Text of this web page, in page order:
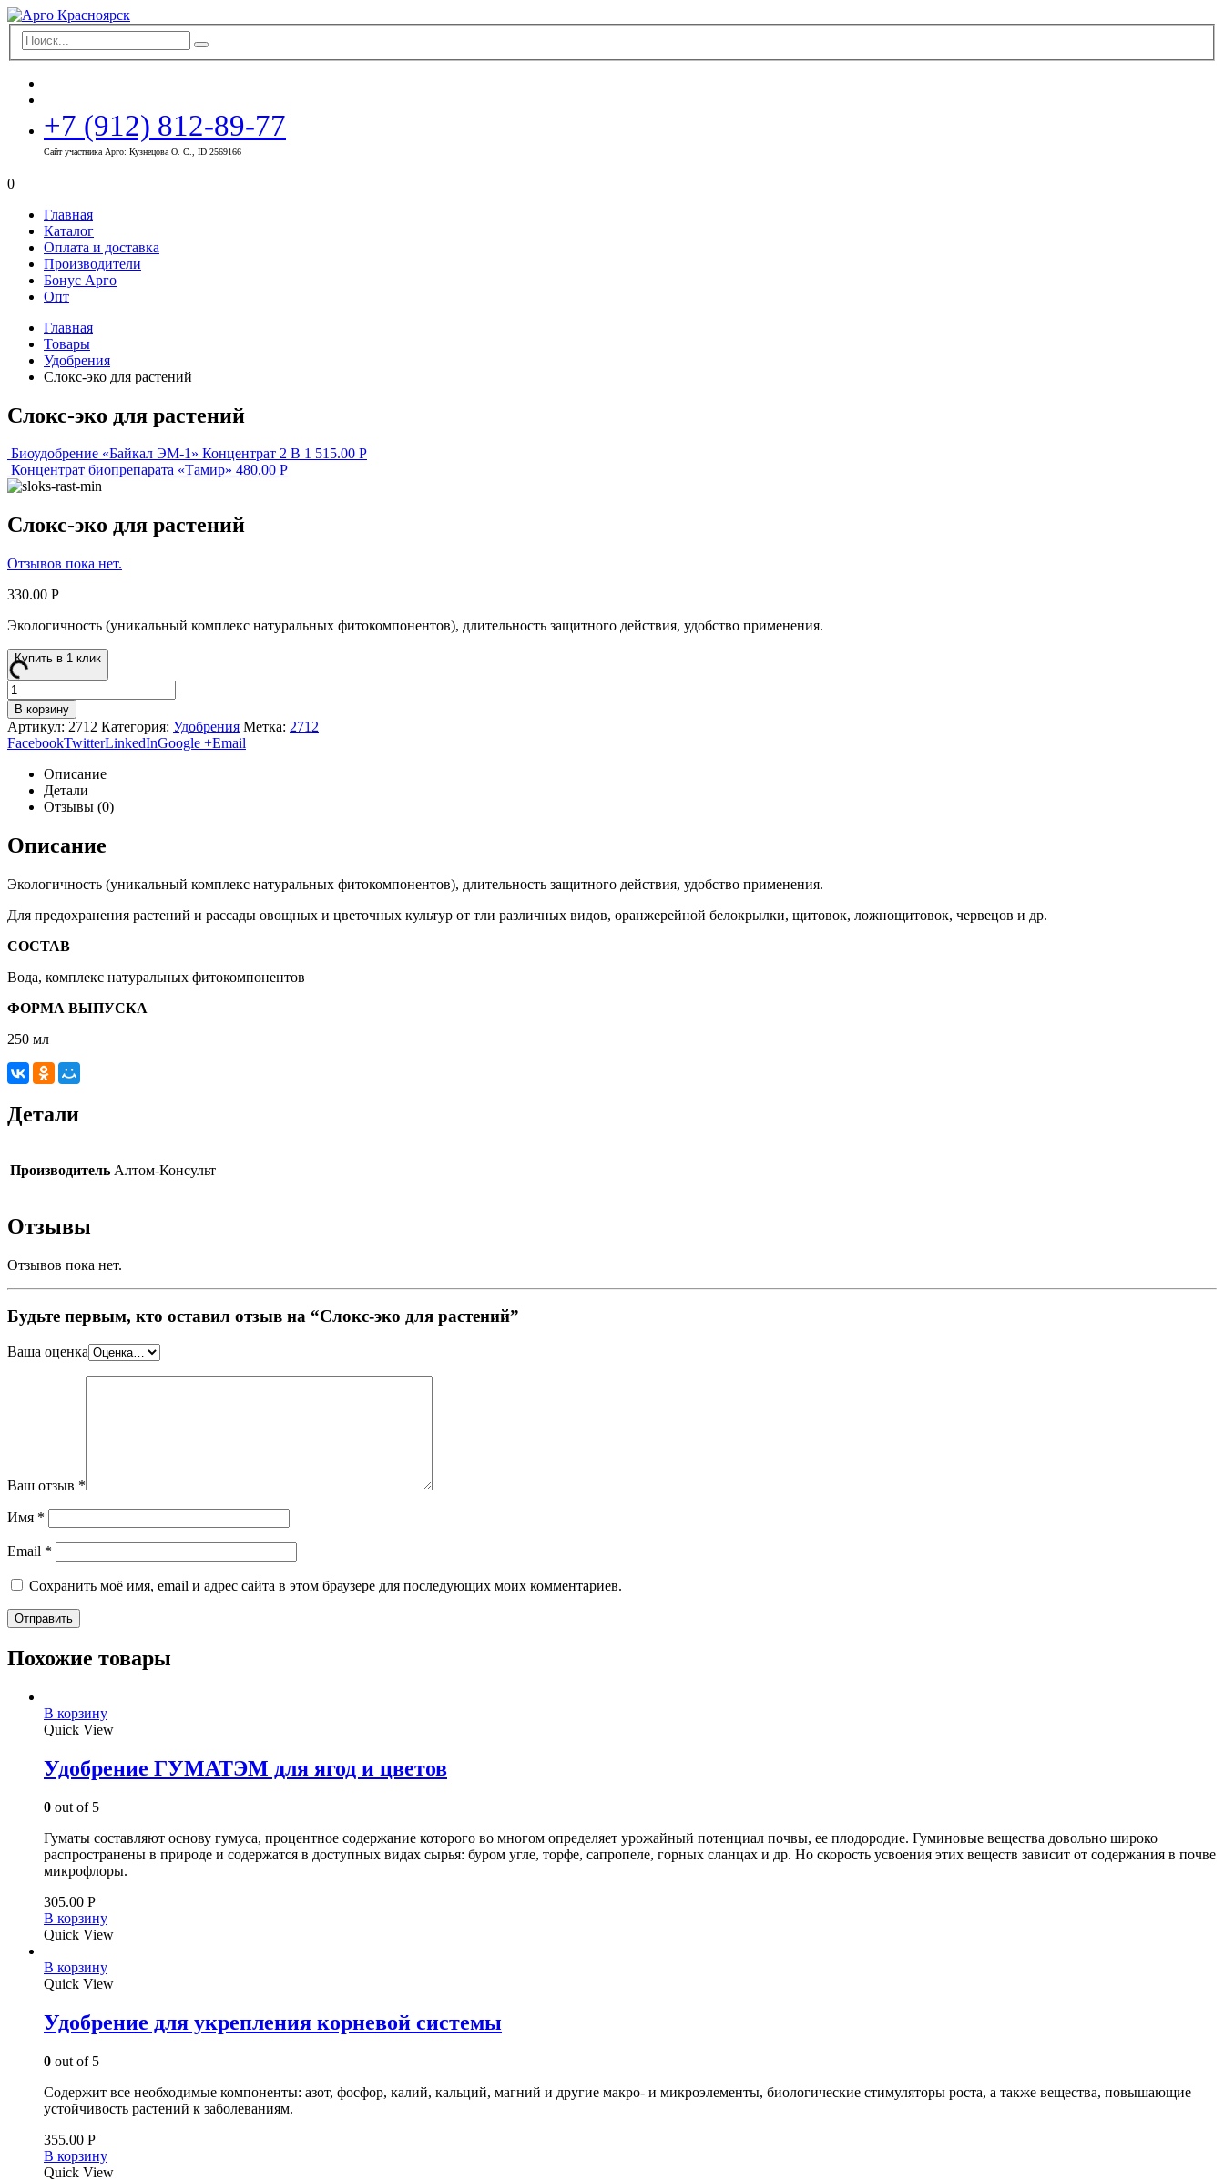
+7 (912) 812-89-77
Сайт участника Арго: Кузнецова О. С., ID 2569166
0
Главная
Каталог
Оплата и доставка
Производители
Бонус Арго
Опт
Главная
Товары
Удобрения
Слокс-эко для растений
Слокс-эко для растений
Биоудобрение «Байкал ЭМ-1» Концентрат 2 В 1 515.00 Р
Концентрат биопрепарата «Тамир» 480.00 Р
Слокс-эко для растений
Отзывов пока нет.
330.00 Р
Экологичность (уникальный комплекс натуральных фитокомпонентов), длительность защитного действия, удобство применения.
Купить в 1 клик
В корзину
Артикул: 2712 Категория: Удобрения Метка: 2712
FacebookTwitterLinkedInGoogle +Email
Описание
Детали
Отзывы (0)
Описание
Экологичность (уникальный комплекс натуральных фитокомпонентов), длительность защитного действия, удобство применения.
Для предохранения растений и рассады овощных и цветочных культур от тли различных видов, оранжерейной белокрылки, щитовок, ложнощитовок, червецов и др.
СОСТАВ
Вода, комплекс натуральных фитокомпонентов
ФОРМА ВЫПУСКА
250 мл
Детали
Производитель Алтом-Консульт
Отзывы
Отзывов пока нет.
Будьте первым, кто оставил отзыв на “Слокс-эко для растений”
Ваша оценка
Ваш отзыв *
Имя *
Email *
Сохранить моё имя, email и адрес сайта в этом браузере для последующих моих комментариев.
Похожие товары
В корзину
Quick View
Удобрение ГУМАТЭМ для ягод и цветов
0 out of 5
Гуматы составляют основу гумуса, процентное содержание которого во многом определяет урожайный потенциал почвы, ее плодородие. Гуминовые вещества довольно широко
распространены в природе и содержатся в доступных видах сырья: буром угле, торфе, сапропеле, горных сланцах и др. Но скорость усвоения этих веществ зависит от содержания в почве
микрофлоры.
305.00 Р
В корзину
Quick View
В корзину
Quick View
Удобрение для укрепления корневой системы
0 out of 5
Содержит все необходимые компоненты: азот, фосфор, калий, кальций, магний и другие макро- и микроэлементы, биологические стимуляторы роста, а также вещества, повышающие
устойчивость растений к заболеваниям.
355.00 Р
В корзину
Quick View